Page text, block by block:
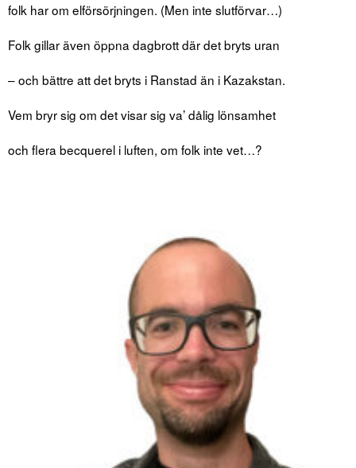
folk har om elförsörjningen. (Men inte slutförvar…)
Folk gillar även öppna dagbrott där det bryts uran
– och bättre att det bryts i Ranstad än i Kazakstan.
Vem bryr sig om det visar sig va’ dålig lönsamhet
och flera becquerel i luften, om folk inte vet…?